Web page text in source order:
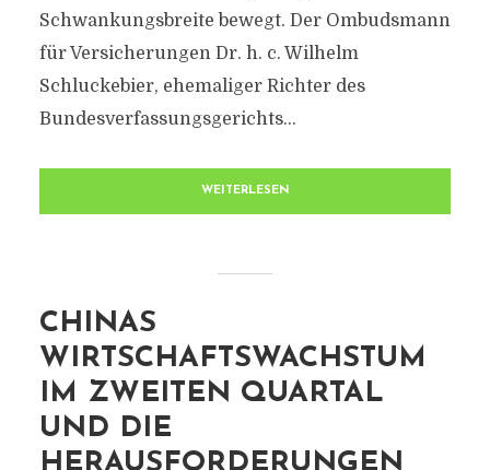
Schwankungsbreite bewegt. Der Ombudsmann
für Versicherungen Dr. h. c. Wilhelm
Schluckebier, ehemaliger Richter des
Bundesverfassungsgerichts...
WEITERLESEN
CHINAS
WIRTSCHAFTSWACHSTUM
IM ZWEITEN QUARTAL
UND DIE
HERAUSFORDERUNGEN